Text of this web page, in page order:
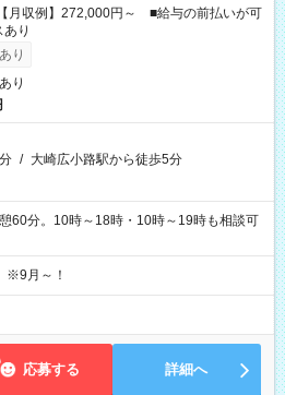
月収例】272,000円～ ■給与の前払いが可
り
り
り
/ 大崎広小路駅から徒歩5分
分。10時～18時・10時～19時も相談可
月～！
応募する 詳細へ